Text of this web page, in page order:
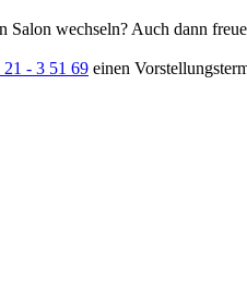
wechseln? Auch dann
21 - 3 51 69 einen